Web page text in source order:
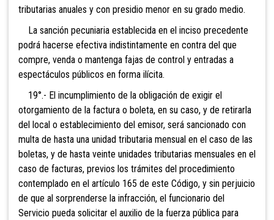
tributarias anuales y con presidio menor en su grado medio.
La sanción pecuniaria establecida en el inciso precedente
podrá hacerse efectiva indistintamente en contra del que
compre, venda o mantenga fajas de control y entradas a
espectáculos públicos en forma ilícita.
19°.- El incumpl imiento de la obligación de exigir el
otorgamiento de la factura o boleta, en su caso, y de retirarla
del local o establecimiento del emisor, será sancionado con
multa de hasta una unidad tributaria mensual en el caso de las
boletas, y de hasta veinte unidades tributarias mensuales en el
caso de facturas, previos los trámites del procedimiento
contemplado en el artículo 165 de este Código, y sin perjuicio
de que al sorprenderse la infracción, el funcionario del
Servicio pueda solicitar el auxilio de la fuerza pública para